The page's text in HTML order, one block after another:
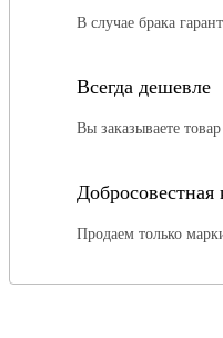
В случае брака
Всегда дешевле
Вы заказываете
Добросовестная
Продаем только